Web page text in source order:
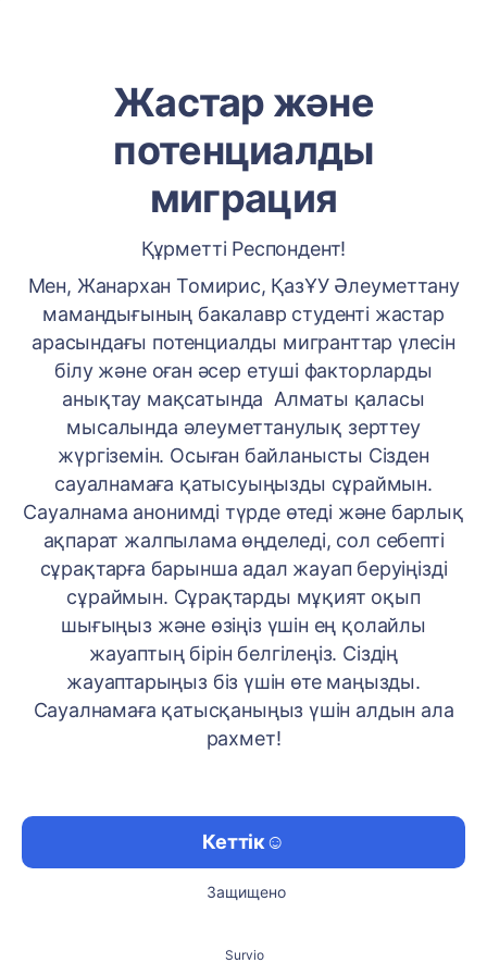
Жастар және
потенциалды
миграция
Құрметті Респондент!
Мен, Жанархан Томирис, ҚазҰУ Əлеуметтану
мамандығының бакалавр студенті жастар
арасындағы потенциалды мигранттар үлесін
білу және оған әсер етуші факторларды
анықтау мақсатында Алматы қаласы
мысалында əлеуметтанулық зерттеу
жүргіземін. Осыған байланысты Сізден
сауалнамаға қатысуыңызды сұраймын.
Сауалнама анонимді түрде өтеді жəне барлық
ақпарат жалпылама өңделеді, сол себепті
сұрақтарға барынша адал жауап беруіңізді
сұраймын. Сұрақтарды мұқият оқып
шығыңыз жəне өзіңіз үшін ең қолайлы
жауаптың бірін белгілеңіз. Сіздің
жауаптарыңыз біз үшін өте маңызды.
Сауалнамаға қатысқаныңыз үшін алдын ала
рахмет!
Кеттік☺️
Защищено
Survio